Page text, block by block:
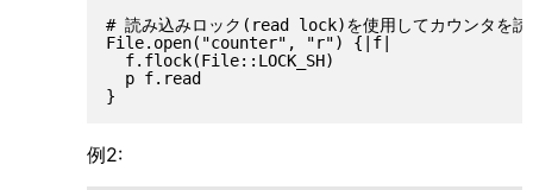
# 読み込みロック(read lock)を使用してカウンタを読
File.open("counter", "r") {|f|
  f.flock(File::LOCK_SH)
  p f.read
例2: